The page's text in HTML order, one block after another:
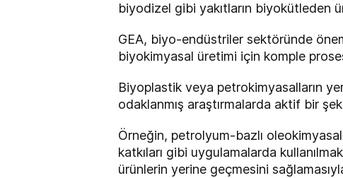
biyodizel gibi yakıtların biyokütleden
GEA, biyo-endüstriler sektöründe
biyokimyasal üretimi için komple
Biyoplastik veya petrokimyasalların
odaklanmış araştırmalarda aktif bir
Örneğin, petrolyum-bazlı
katkıları gibi uygulamalarda
ürünlerin yerine geçmesini